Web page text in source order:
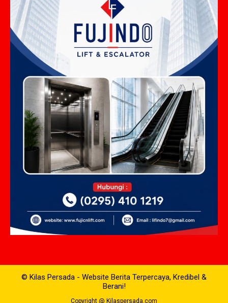
© Kilas Persada - Website Berita Terpercaya, Kredibel &
Berani!
Copyright @ Kilaspersada.com